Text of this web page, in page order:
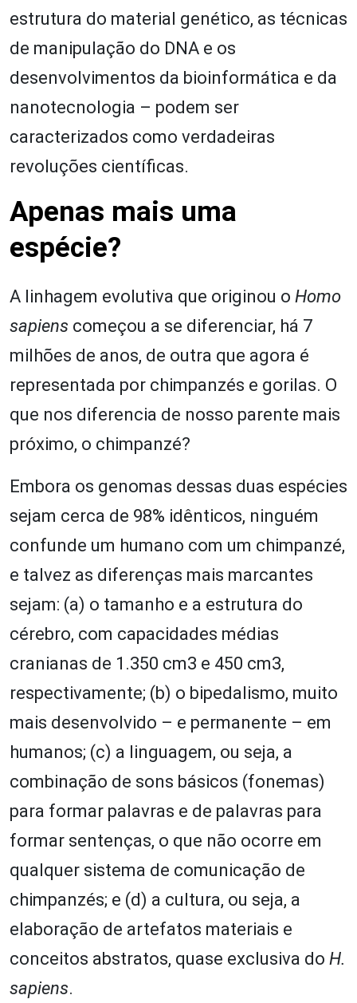
estrutura do material genético, as técnicas
de manipulação do DNA e os
desenvolvimentos da bioinformática e da
nanotecnologia – podem ser
caracterizados como verdadeiras
revoluções científicas.
Apenas mais uma
espécie?
A linhagem evolutiva que originou o Homo
sapiens começou a se diferenciar, há 7
milhões de anos, de outra que agora é
representada por chimpanzés e gorilas. O
que nos diferencia de nosso parente mais
próximo, o chimpanzé?
Embora os genomas dessas duas espécies
sejam cerca de 98% idênticos, ninguém
confunde um humano com um chimpanzé,
e talvez as diferenças mais marcantes
sejam: (a) o tamanho e a estrutura do
cérebro, com capacidades médias
cranianas de 1.350 cm3 e 450 cm3,
respectivamente; (b) o bipedalismo, muito
mais desenvolvido – e permanente – em
humanos; (c) a linguagem, ou seja, a
combinação de sons básicos (fonemas)
para formar palavras e de palavras para
formar sentenças, o que não ocorre em
qualquer sistema de comunicação de
chimpanzés; e (d) a cultura, ou seja, a
elaboração de artefatos materiais e
conceitos abstratos, quase exclusiva do H.
sapiens.